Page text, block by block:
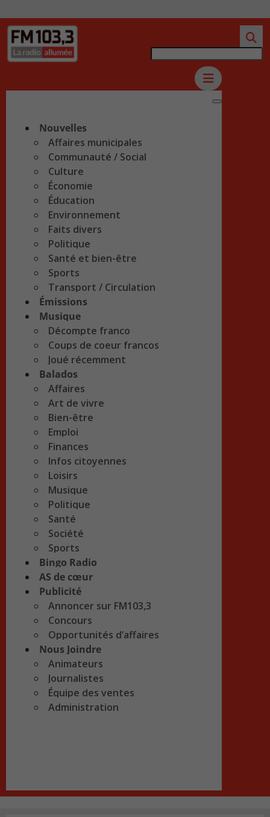
Nouvelles
Affaires municipales
Communauté / Social
Culture
Économie
Éducation
Environnement
Faits divers
Politique
Santé et bien-être
Sports
Transport / Circulation
Émissions
Musique
Décompte franco
Coups de coeur francos
Joué récemment
Balados
Affaires
Art de vivre
Bien-être
Emploi
Finances
Infos citoyennes
Loisirs
Musique
Politique
Santé
Société
Sports
Bingo Radio
AS de cœur
Publicité
Annoncer sur FM103,3
Concours
Opportunités d’affaires
Nous Joindre
Animateurs
Journalistes
Équipe des ventes
Administration